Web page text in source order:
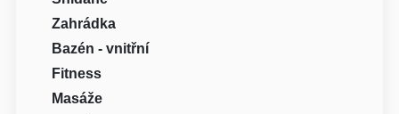
Zahrádka
Bazén - vnitřní
Fitness
Masáže